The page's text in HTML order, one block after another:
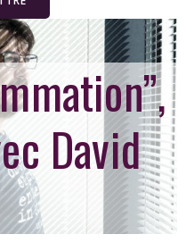
David